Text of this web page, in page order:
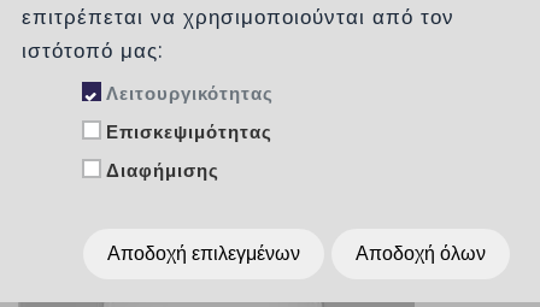
επιτρέπεται να χρησιμοποιούνται από τον
ιστότοπό μας:
Λειτουργικότητας
Επισκεψιμότητας
Διαφήμισης
Αποδοχή επιλεγμένων Αποδοχή όλων